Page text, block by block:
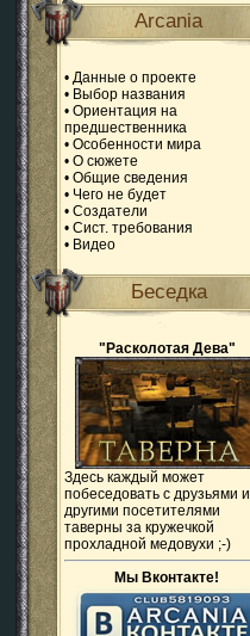
Arcania
• Данные о проекте
• Выбор названия
• Ориентация на
предшественника
• Особенности мира
• О сюжете
• Общие сведения
• Чего не будет
• Создатели
• Сист. требования
• Видео
Беседка
"Расколотая Дева"
Здесь каждый может
побеседовать с друзьями и
другими посетителями
таверны за кружечкой
прохладной медовухи ;-)
Мы Вконтакте!